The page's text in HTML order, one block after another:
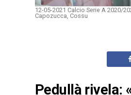
12-05-2021 Calcio Serie A 2020/
Capozucca, Cossu
Pedullà rivela: